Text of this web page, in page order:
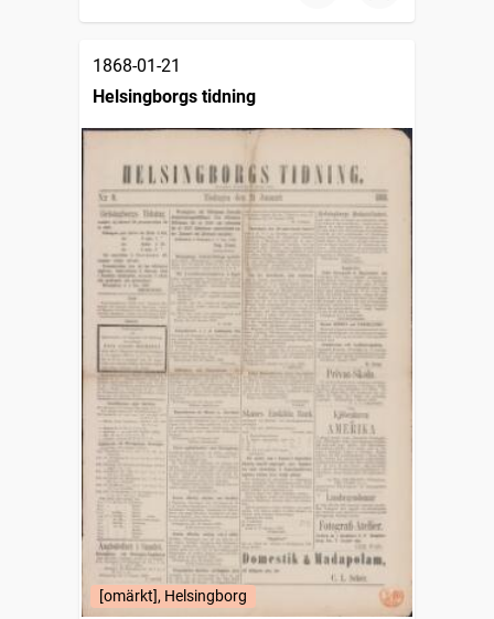
1868-01-21
Helsingborgs tidning
[omärkt], Helsingborg